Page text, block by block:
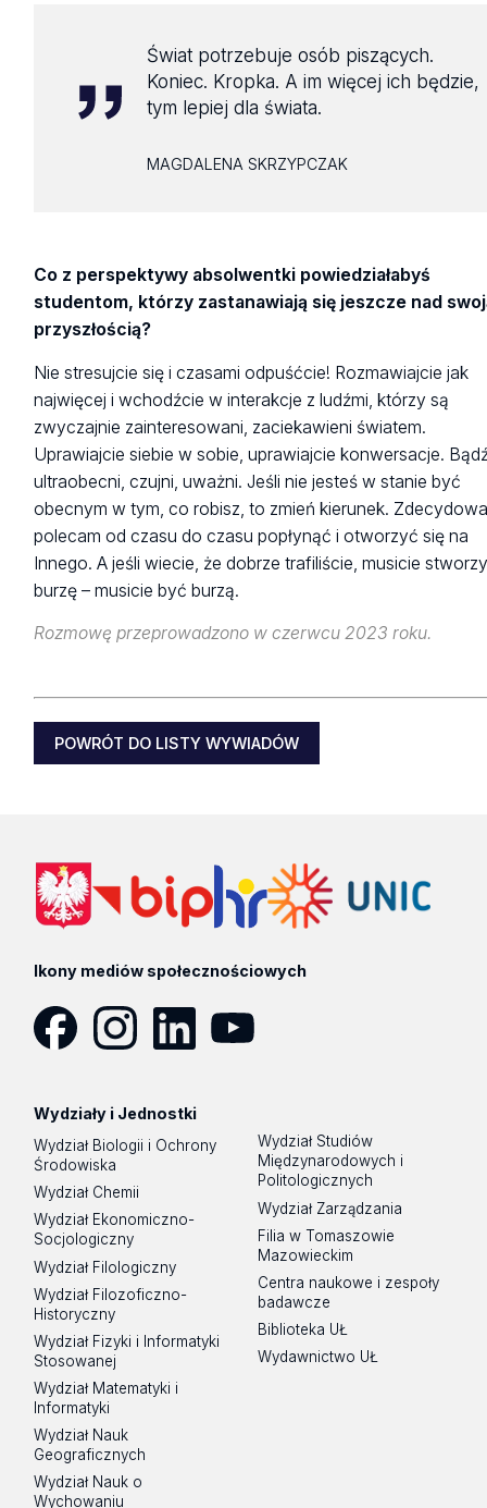
Świat potrzebuje osób piszących.
Koniec. Kropka. A im więcej ich będzie,
tym lepiej dla świata.
MAGDALENA SKRZYPCZAK
Co z perspektywy absolwentki powiedziałabyś
studentom, którzy zastanawiają się jeszcze nad
przyszłością?
Nie stresujcie się i czasami odpuśćcie! Rozmawiajcie jak
najwięcej i wchodźcie w interakcje z ludźmi, którzy są
zwyczajnie zainteresowani, zaciekawieni światem.
Uprawiajcie siebie w sobie, uprawiajcie konwersacje.
ultraobecni, czujni, uważni. Jeśli nie jesteś w stanie być
obecnym w tym, co robisz, to zmień kierunek.
polecam od czasu do czasu popłynąć i otworzyć się na
Innego. A jeśli wiecie, że dobrze trafiliście, musicie
burzę – musicie być burzą.
Rozmowę przeprowadzono w czerwcu 2023 roku.
POWRÓT DO LISTY WYWIADÓW
Ikony mediów społecznościowych
Wydziały i Jednostki
Wydział Biologii i Ochrony
Środowiska
Wydział Chemii
Wydział Ekonomiczno-
Socjologiczny
Wydział Filologiczny
Wydział Filozoficzno-
Historyczny
Wydział Fizyki i Informatyki
Stosowanej
Wydział Matematyki i
Informatyki
Wydział Nauk
Geograficznych
Wydział Nauk o
Wychowaniu
Wydział Studiów
Międzynarodowych i
Politologicznych
Wydział Zarządzania
Filia w Tomaszowie
Mazowieckim
Centra naukowe i zespoły
badawcze
Biblioteka UŁ
Wydawnictwo UŁ